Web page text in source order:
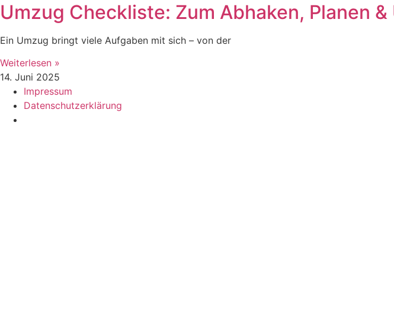
Umzug Checkliste: Zum Abhaken, Planen
Ein Umzug bringt viele Aufgaben mit sich – von der
Weiterlesen »
14. Juni 2025
Impressum
Datenschutzerklärung